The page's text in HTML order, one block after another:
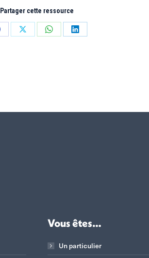
Partager cette ressource
PartagerPartagerPartager
Vous êtes…
Un particulier